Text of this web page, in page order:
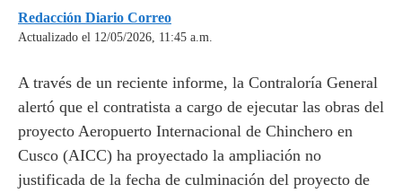
Redacción Diario Correo
Actualizado el 12/05/2026, 11:45 a.m.
A través de un reciente informe, la Contraloría General
alertó que el contratista a cargo de ejecutar las obras del
proyecto Aeropuerto Internacional de Chinchero en
Cusco (AICC) ha proyectado la ampliación no
justificada de la fecha de culminación del proyecto de